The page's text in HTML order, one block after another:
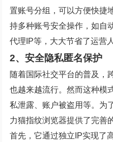
置账号分组，可以方便快捷
持多种账号安全操作，如自
代理IP等，大大节省了运营
2、安全隐私匿名保护
随着国际社交平台的普及，
也越来越流行。然而这种模
私泄露、账户被盗用等。为
力猫指纹浏览器提供了完善
首先，它通过独立IP实现了